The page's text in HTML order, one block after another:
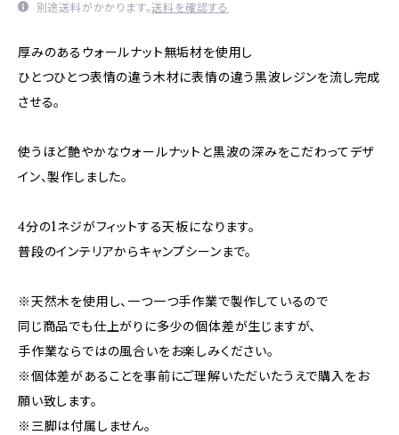
別途送料がかかります。送料を確認する
厚みのあるウォールナット無垢材を使用し
ひとつひとつ表情の違う木材に表情の違う黒波レジンを流し完成
させる。
使うほど艶やかなウォールナットと黒波の深みをこだわってデザ
イン、製作しました。
4分の1ネジがフィットする天板になります。
普段のインテリアからキャンプシーンまで。
※天然木を使用し、一つ一つ手作業で製作しているので
同じ商品でも仕上がりに多少の個体差が生じますが、
手作業ならではの風合いをお楽しみください。
※個体差があることを事前にご理解いただいたうえで購入をお
願い致します。
※三脚は付属しません。